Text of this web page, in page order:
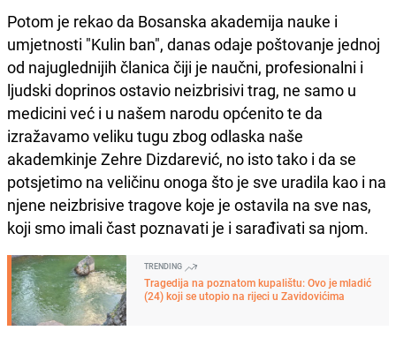
Potom je rekao da Bosanska akademija nauke i
umjetnosti "Kulin ban", danas odaje poštovanje jednoj
od najuglednijih članica čiji je naučni, profesionalni i
ljudski doprinos ostavio neizbrisivi trag, ne samo u
medicini već i u našem narodu općenito te da
izražavamo veliku tugu zbog odlaska naše
akademkinje Zehre Dizdarević, no isto tako i da se
potsjetimo na veličinu onoga što je sve uradila kao i na
njene neizbrisive tragove koje je ostavila na sve nas,
koji smo imali čast poznavati je i sarađivati sa njom.
TRENDING
Tragedija na poznatom kupalištu: Ovo je mladić
(24) koji se utopio na rijeci u Zavidovićima